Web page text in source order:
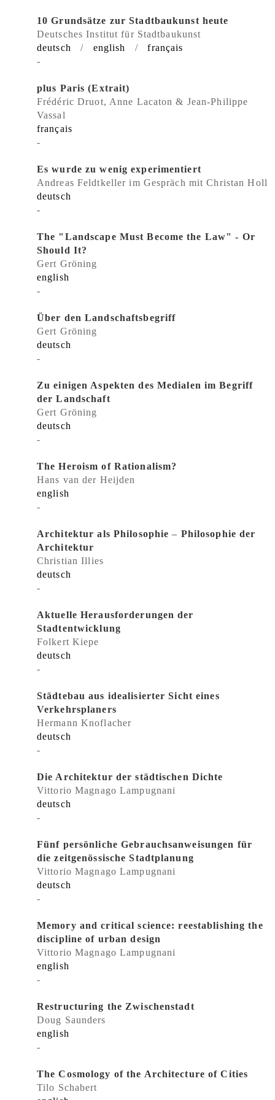
10 Grundsätze zur Stadtbaukunst heute
Deutsches Institut für Stadtbaukunst
deutsch
/ english /français
-
plus Paris (Extrait)
Frédéric Druot, Anne Lacaton & Jean-Philippe
Vassal
français
-
Es wurde zu wenig experimentiert
Andreas Feldtkeller im Gespräch mit Christan Holl
deutsch
-
The "Landscape Must Become the Law" - Or
Should It?
Gert Gröning
english
-
Über den Landschaftsbegriff
Gert Gröning
deutsch
-
Zu einigen Aspekten des Medialen im Begriff
der Landschaft
Gert Gröning
deutsch
-
The Heroism of Rationalism?
Hans van der Heijden
english
-
Architektur als Philosophie– Philosophie der
Architektur
Christian Illies
deutsch
-
Aktuelle Herausforderungen der
Stadtentwicklung
Folkert Kiepe
deutsch
-
Städtebau aus idealisierter Sicht eines
Verkehrsplaners
Hermann Knoflacher
deutsch
-
Die Architektur der städtischen Dichte
Vittorio Magnago Lampugnani
deutsch
-
Fünf persönliche Gebrauchsanweisungen für
die zeitgenössische Stadtplanung
Vittorio Magnago Lampugnani
deutsch
-
Memory and critical science: reestablishing the
discipline of urban design
Vittorio Magnago Lampugnani
english
-
Restructuring the Zwischenstadt
Doug Saunders
english
-
The Cosmology of the Architecture of Cities
Tilo Schabert